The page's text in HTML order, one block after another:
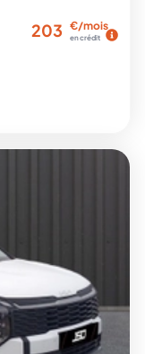
203 €/mois
en crédit